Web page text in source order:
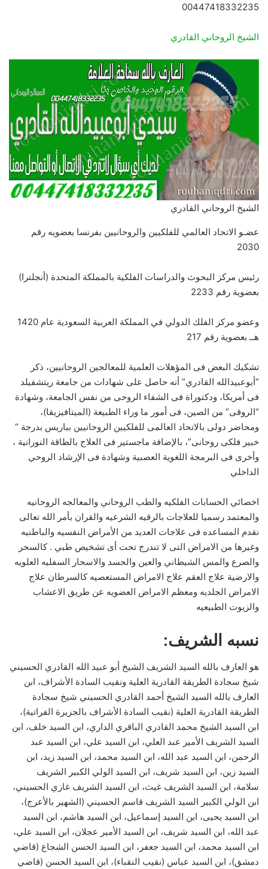
00447418332235
الشيخ الروحاني القادري
الشيخ الروحاني القادري
عضـو الاتحاد العالمي للفلكيين والروحانيين بفرنسا بعضويه رقم
2030
رئيس مركز البحوث والدراسات الفلكية بالمملكة المتحدة (أنجلترا)
بعضوية رقم 2233
وعضو مركز الفلك الدولي في المملكة العربية السعودية عام 1420
هــ بعضوية رقم 217
تشكيك البعض فى المؤهلات العلمية للمعالجين الروحانيين، ذكر
“أبوعبيدالله القادري” أنه حاصل على شهادات من جامعة ريتشفيلد
فى أمريكا، ودكتوراة فى الشفاء الروحى من نفس الجامعة، وشهادة
“الروقى” من الصين، فى أمور ما وراء الطبيعة (الميتافيزيقا)،
ومحاضر دولى بالاتحاد العالمى للفلكيين الروحانيين بباريس بدرجة “
خبير فلكى روحانى”، بالإضافة ماجستير فى العلاج بالطاقة النورانية ،
وأخرى فى البرمجة اللغوية العصبية وشهادة فى الإرشاد الروحي
الداخلي
اخصائي الحسابات الفلكيه والطب الروحاني والمعالجه الروحانيه
والمعتمد رسميا للعلاجات بالرقيه الشرعيه والقران بأمر الله تعالى
نقدم المساعده فى علاجات العديد من الأمراض النفسيه والباطنيه
وغيرها من الامراض التى لا تندرج تحت أى تشخيص طبي . كالسحر
والصرع والمس الشيطاني والعين والحسد والاسحار السفليه العلويه
والارضية علاج العقم علاج الامراض المستعصيه كالسرطان علاج
الامراض الجلديه ومعظم الامراض العضويه عن طريق الاعشاب
والزيوت الطبيعيه
نسبه الشريف:
هو العارف بالله السيد الشريف الشيخ أبو عبيد الله القادري الحسيني
شيخ سجادة الطريقة القادرية العلية ونقيب السادة الأشراف، ابن
العارف بالله السيد الشيخ أحمد القادري الحسيني شيخ سجادة
الطريقة القادرية العلية (نقيب السادة الأشراف بالجزيرة الفراتية)،
ابن السيد الشيخ محمد القادري الباقري الداري، ابن السيد خلف، ابن
السيد الشريف الأمير عبد العلي، ابن السيد علي، ابن السيد عبد
الرحمن، ابن السيد عبد الله، ابن السيد محمد، ابن السيد زيد، ابن
السيد زين، ابن السيد شريف، ابن السيد الولي الكبير الشريف
سلامة، ابن السيد الشريف غيث، ابن السيد الشريف غازي الحسيني،
ابن الولي الكبير السيد الشريف قاسم الحسيني (الشهير بالأعرج)،
ابن السيد يحيى، ابن السيد إسماعيل، ابن السيد هاشم، ابن السيد
عبد الله، ابن السيد شريف، ابن السيد الأمير عجلان، ابن السيد علي،
ابن السيد محمد، ابن السيد جعفر، ابن السيد الحسن الشجاع (قاضي
دمشق)، ابن السيد عباس (نقيب النقباء)، ابن السيد الحسن (قاضي